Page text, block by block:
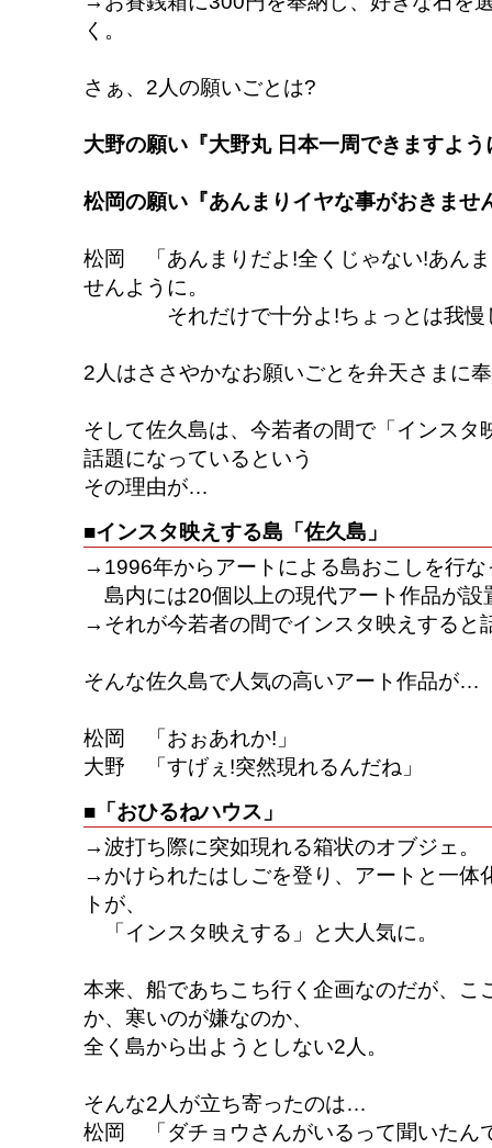
く。
さぁ、2人の願いごとは?
大野の願い『大野丸 日本一周できますよう
松岡の願い『あんまりイヤな事がおきませ
松岡 「あんまりだよ!全くじゃない!あん
せんように。
それだけで十分よ!ちょっとは我慢
2人はささやかなお願いごとを弁天さまに
そして佐久島は、今若者の間で「インスタ
話題になっているという
その理由が…
■インスタ映えする島「佐久島」
→1996年からアートによる島おこしを行な
島内には20個以上の現代アート作品が設
→それが今若者の間でインスタ映えすると
そんな佐久島で人気の高いアート作品が…
松岡 「おぉあれか!」
大野 「すげぇ!突然現れるんだね」
■「おひるねハウス」
→波打ち際に突如現れる箱状のオブジェ。
→かけられたはしごを登り、アートと一体
トが、
「インスタ映えする」と大人気に。
本来、船であちこち行く企画なのだが、こ
か、寒いのが嫌なのか、
全く島から出ようとしない2人。
そんな2人が立ち寄ったのは…
松岡 「ダチョウさんがいるって聞いたん